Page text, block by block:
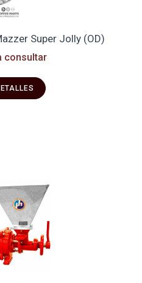
Super Jolly (OD)
consultar